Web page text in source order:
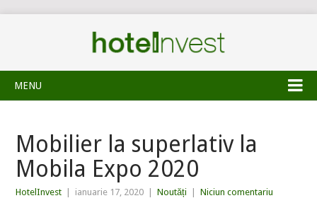
MENU
Mobilier la superlativ la
Mobila Expo 2020
HotelInvest ianuarie 17, 2020 Noutăți Niciun comentariu